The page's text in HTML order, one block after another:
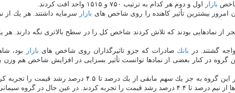
بازار
اول و دوم هر كدام به ترتیب ۷۵۰ و ۱۵۱۵ واحد افت كردند.
بیشترین تأثیر كاهنده را روی شاخص های بازار
كه تلاش كردند شاخص كل را در سطح بالاتری نگه دارند. هر یك از این نمادها ۸۷، ۴۹ و ۴۷ واحد تأثیر
گشتند. در بانك صادرات كه جزو تاثیرگذاران روی شاخص های بازار
بود،
گروه در كنار بعضی از نمادها توانست تأثیر بسزایی در افزایش شاخص هم
در گروه لاستیك و پلاستیك روند قیمت سهم ها عمدتاً
ها از نیم درصد تا ۴.۴ درصد رشد قیمت را تجربه كردند. در عین حال در گروه سیمانی و قندی قیمت ها با افت مواجه بود.